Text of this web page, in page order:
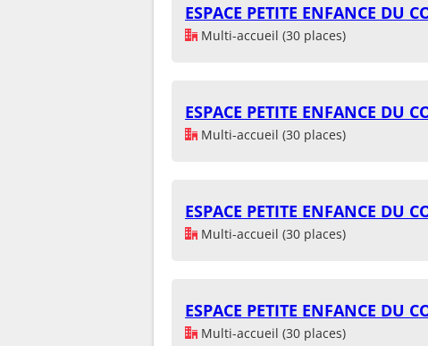
ESPACE PETITE ENFANCE DU
Multi-accueil (30 places)
ESPACE PETITE ENFANCE DU
Multi-accueil (30 places)
ESPACE PETITE ENFANCE DU
Multi-accueil (30 places)
ESPACE PETITE ENFANCE DU
Multi-accueil (30 places)